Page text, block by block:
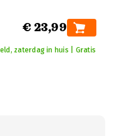
€ 23,99
zaterdag in huis | Gratis